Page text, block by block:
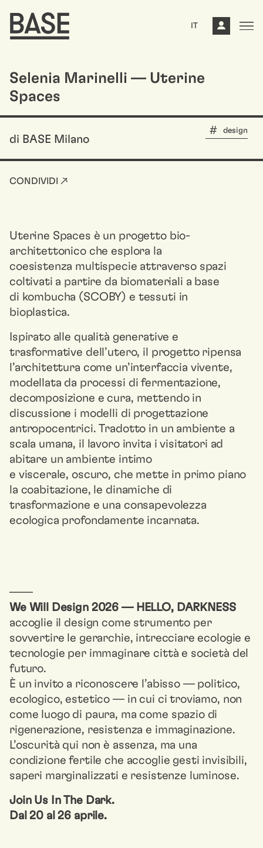
IT
Selenia Marinelli — Uterine
Spaces
di BASE Milano
design
CONDIVIDI ↗
Uterine Spaces è un progetto bio-
architettonico che esplora la
coesistenza multispecie attraverso spazi
coltivati a partire da biomateriali a base
di kombucha (SCOBY) e tessuti in
bioplastica.
Ispirato alle qualità generative e
trasformative dell’utero, il progetto ripensa
l’architettura come un’interfaccia vivente,
modellata da processi di fermentazione,
decomposizione e cura, mettendo in
discussione i modelli di progettazione
antropocentrici. Tradotto in un ambiente a
scala umana, il lavoro invita i visitatori ad
abitare un ambiente intimo
e viscerale, oscuro, che mette in primo piano
la coabitazione, le dinamiche di
trasformazione e una consapevolezza
ecologica profondamente incarnata.
––––
We Will Design 2026 — HELLO, DARKNESS
accoglie il design come strumento per
sovvertire le gerarchie, intrecciare ecologie e
tecnologie per immaginare città e società del
futuro.
È un invito a riconoscere l’abisso — politico,
ecologico, estetico — in cui ci troviamo, non
come luogo di paura, ma come spazio di
rigenerazione, resistenza e immaginazione.
L’oscurità qui non è assenza, ma una
condizione fertile che accoglie gesti invisibili,
saperi marginalizzati e resistenze luminose.
Join Us In The Dark.
Dal 20 al 26 aprile.